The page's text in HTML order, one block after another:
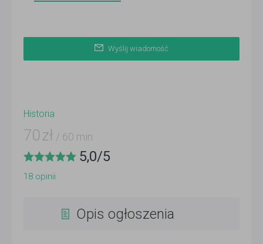
Wyślij wiadomość
Historia
70 zł / 60 min
5,0/5
18 opinii
Opis ogłoszenia